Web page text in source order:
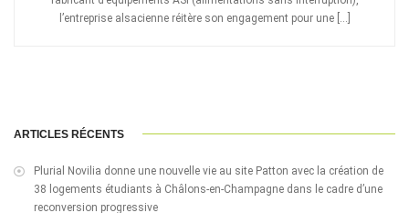
l’entreprise alsacienne réitère son engagement pour une […]
ARTICLES RÉCENTS
Plurial Novilia donne une nouvelle vie au site Patton avec la création de
38 logements étudiants à Châlons-en-Champagne dans le cadre d’une
reconversion progressive